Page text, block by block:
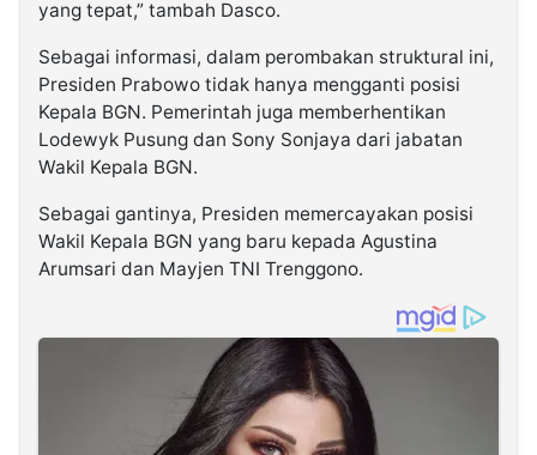
yang tepat,” tambah Dasco.
Sebagai informasi, dalam perombakan struktural ini,
Presiden Prabowo tidak hanya mengganti posisi
Kepala BGN. Pemerintah juga memberhentikan
Lodewyk Pusung dan Sony Sonjaya dari jabatan
Wakil Kepala BGN.
Sebagai gantinya, Presiden memercayakan posisi
Wakil Kepala BGN yang baru kepada Agustina
Arumsari dan Mayjen TNI Trenggono.